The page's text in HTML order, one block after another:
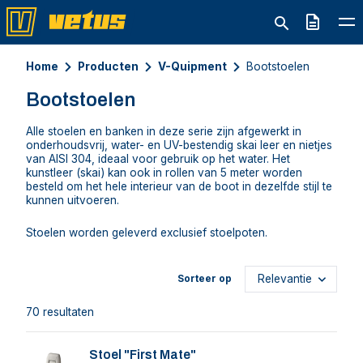
Offerte
Home Producten V-Quipment Bootstoelen
Bootstoelen
Alle stoelen en banken in deze serie zijn afgewerkt in
onderhoudsvrij, water- en UV-bestendig skai leer en nietjes
van AISI 304, ideaal voor gebruik op het water. Het
kunstleer (skai) kan ook in rollen van 5 meter worden
besteld om het hele interieur van de boot in dezelfde stijl te
kunnen uitvoeren.
Stoelen worden geleverd exclusief stoelpoten.
70 resultaten
Sorteer op
Stoel "First Mate"